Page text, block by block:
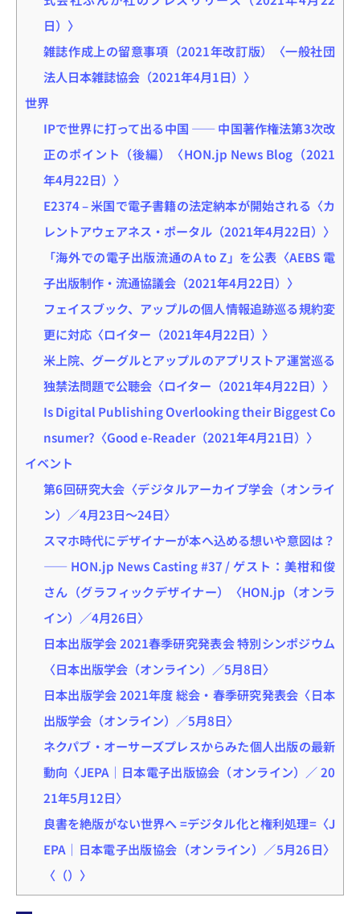
日）〉
雑誌作成上の留意事項（2021年改訂版）〈一般社団
法人日本雑誌協会（2021年4月1日）〉
世界
IPで世界に打って出る中国 ―― 中国著作権法第3次改
正のポイント（後編）〈HON.jp News Blog（2021
年4月22日）〉
E2374 – 米国で電子書籍の法定納本が開始される〈カ
レントアウェアネス・ポータル（2021年4月22日）〉
「海外での電子出版流通のA to Z」を公表〈AEBS 電
子出版制作・流通協議会（2021年4月22日）〉
フェイスブック、アップルの個人情報追跡巡る規約変
更に対応〈ロイター（2021年4月22日）〉
米上院、グーグルとアップルのアプリストア運営巡る
独禁法問題で公聴会〈ロイター（2021年4月22日）〉
Is Digital Publishing Overlooking their Biggest Co
nsumer?〈Good e-Reader（2021年4月21日）〉
イベント
第6回研究大会〈デジタルアーカイブ学会（オンライ
ン）／4月23日～24日〉
スマホ時代にデザイナーが本へ込める想いや意図は？
―― HON.jp News Casting #37 / ゲスト：美柑和俊
さん（グラフィックデザイナー）〈HON.jp（オンラ
イン）／4月26日〉
日本出版学会 2021春季研究発表会 特別シンポジウム
〈日本出版学会（オンライン）／5月8日〉
日本出版学会 2021年度 総会・春季研究発表会〈日本
出版学会（オンライン）／5月8日〉
ネクパブ・オーサーズプレスからみた個人出版の最新
動向〈JEPA｜日本電子出版協会（オンライン）／ 20
21年5月12日〉
良書を絶版がない世界へ =デジタル化と権利処理=〈J
EPA｜日本電子出版協会（オンライン）／5月26日〉
〈（）〉